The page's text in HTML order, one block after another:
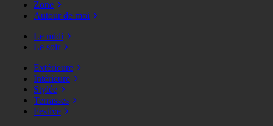
Zone
Autour de moi
Le midi
Le soir
Extérieure
Intérieure
Stylée
Terrasses
Festive